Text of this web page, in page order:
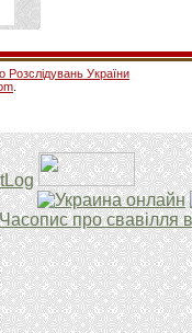
Розслідувань України